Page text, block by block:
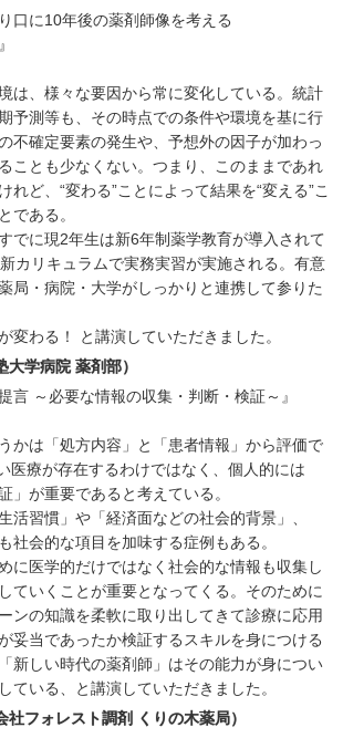
口に10年後の薬剤師像を考える
は、様々な要因から常に変化している。統計
予測等も、その時点での条件や環境を基に行
不確定要素の発生や、予想外の因子が加わっ
ことも少なくない。つまり、このままであれ
れど、“変わる”ことによって結果を“変える”こ
である。
でに現2年生は新6年制薬学教育が導入されて
カリキュラムで実務実習が実施される。有意
局・病院・大学がしっかりと連携して参りた
変わる！ と講演していただきました。
学病院 薬剤部）
言 ～必要な情報の収集・判断・検証～』
かは「処方内容」と「患者情報」から評価で
医療が存在するわけではなく、個人的には
」が重要であると考えている。
活習慣」や「経済面などの社会的背景」、
社会的な項目を加味する症例もある。
に医学的だけではなく社会的な情報も収集し
ていくことが重要となってくる。そのために
ンの知識を柔軟に取り出してきて診療に応用
妥当であったか検証するスキルを身につける
新しい時代の薬剤師」はその能力が身につい
ている、と講演していただきました。
社フォレスト調剤 くりの木薬局）